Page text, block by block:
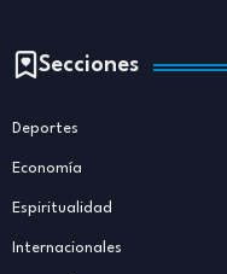
Secciones
Deportes
Economía
Espiritualidad
Internacionales